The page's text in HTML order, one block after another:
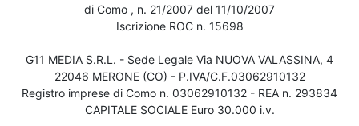
di Como , n. 21/2007 del 11/10/2007
Iscrizione ROC n. 15698
G11 MEDIA S.R.L. - Sede Legale Via NUOVA VALASSINA, 4
22046 MERONE (CO) - P.IVA/C.F.03062910132
Registro imprese di Como n. 03062910132 - REA n. 293834
CAPITALE SOCIALE Euro 30.000 i.v.